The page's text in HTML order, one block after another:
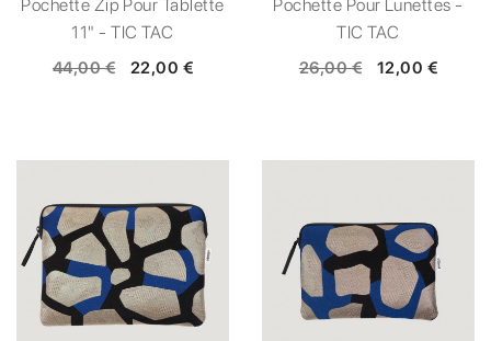
Pochette Zip Pour Tablette
11" - TIC TAC
44,00 € 22,00 €
Pochette Pour Lunettes -
TIC TAC
26,00 € 12,00 €